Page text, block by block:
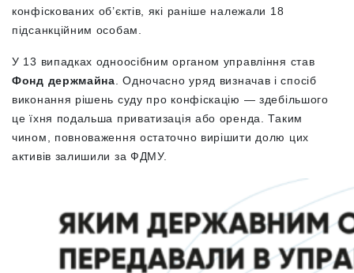
конфіскованих об’єктів, які раніше належали 18
підсанкційним особам.
У 13 випадках одноосібним органом управління став
Фонд держмайна . Одночасно уряд визначав і спосіб
виконання рішень суду про конфіскацію — здебільшого
це їхня подальша приватизація або оренда. Таким
чином, повноваження остаточно вирішити долю цих
активів залишили за ФДМУ.